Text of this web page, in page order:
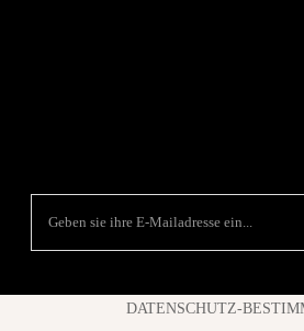
DATENSCHUTZ-